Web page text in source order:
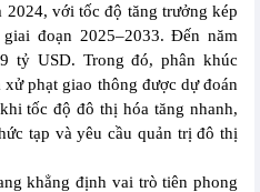
2024, với tốc độ tăng trưởng kép
đoạn 2025–2033. Đến năm
tỷ USD. Trong đó, phân khúc
phạt giao thông được dự đoán
tốc độ đô thị hóa tăng nhanh,
tạp và yêu cầu quản trị đô thị
khẳng định vai trò tiên phong